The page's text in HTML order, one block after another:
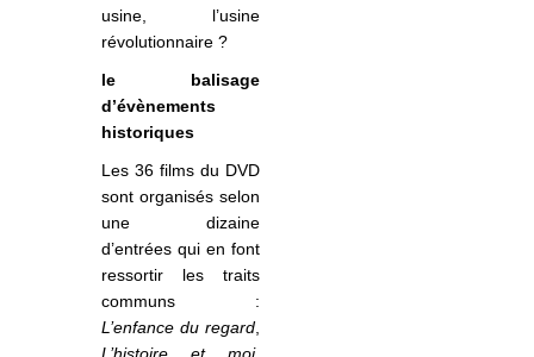
usine, l’usine
révolutionnaire ?
le balisage
d’évènements
historiques
Les 36 films du DVD
sont organisés selon
une dizaine
d’entrées qui en font
ressortir les traits
communs :
L’enfance du regard